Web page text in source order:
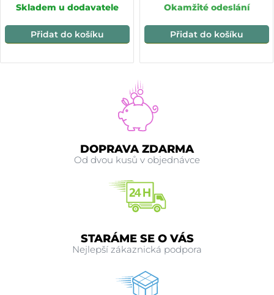
Skladem u dodavatele
Přidat do košíku
Okamžité odeslání
Přidat do košíku
DOPRAVA ZDARMA
Od dvou kusů v objednávce
STARÁME SE O VÁS
Nejlepší zákaznická podpora